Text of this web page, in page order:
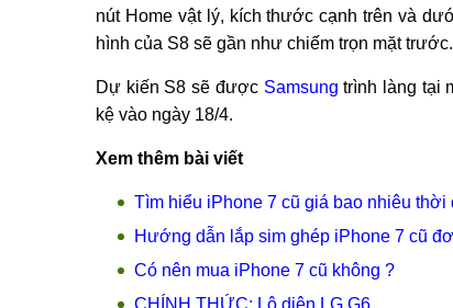
nút Home vật lý, kích thước cạnh trên và
hình của S8 sẽ gần như chiếm trọn mặt trước.
Dự kiến S8 sẽ được Samsung trình làng tại
kệ vào ngày 18/4.
Xem thêm bài viết
Tìm hiểu iPhone 7 cũ giá bao nhiêu thời
Hướng dẫn lắp sim ghép iPhone 7 cũ
Có nên mua iPhone 7 cũ không ?
CHÍNH THỨC: Lộ diện LG G6